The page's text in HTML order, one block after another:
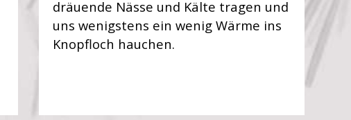
dräuende Nässe und Kälte tragen und
uns wenigstens ein wenig Wärme ins
Knopfloch hauchen.